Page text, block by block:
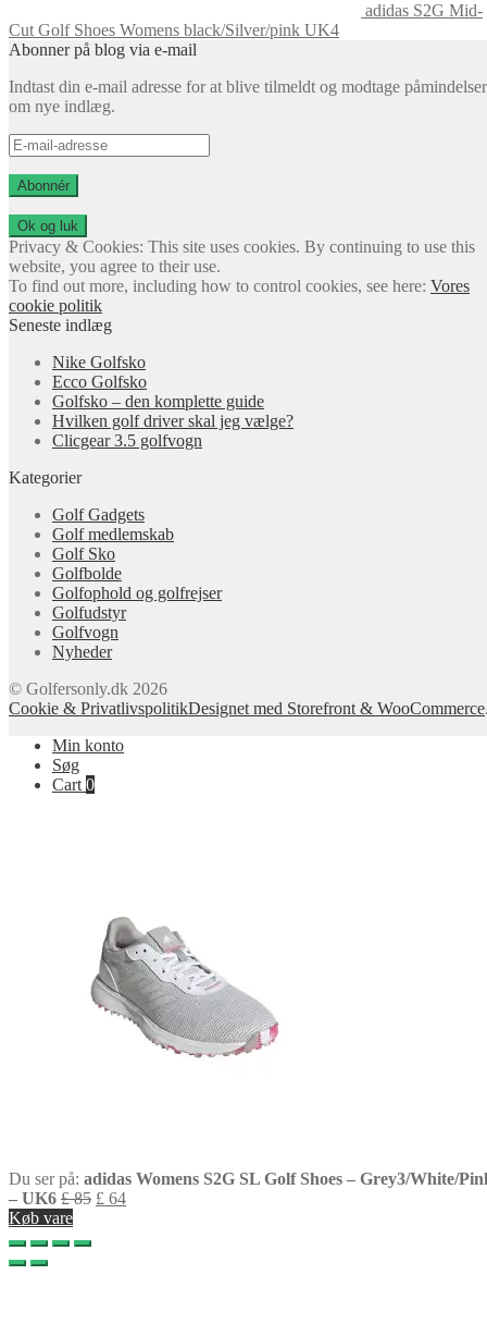
adidas S2G Mid-
Cut Golf Shoes Womens black/Silver/pink UK4
Abonner på blog via e-mail
Indtast din e-mail adresse for at blive tilmeldt og modtage påmindelser
om nye indlæg.
E-
mail-
adresse
Abonnér
Privacy & Cookies: This site uses cookies. By continuing to use this
website, you agree to their use.
To find out more, including how to control cookies, see here: Vores
cookie politik
Seneste indlæg
Nike Golfsko
Ecco Golfsko
Golfsko – den komplette guide
Hvilken golf driver skal jeg vælge?
Clicgear 3.5 golfvogn
Kategorier
Golf Gadgets
Golf medlemskab
Golf Sko
Golfbolde
Golfophold og golfrejser
Golfudstyr
Golfvogn
Nyheder
© Golfersonly.dk 2026
Cookie & PrivatlivspolitikDesignet med Storefront & WooCommerce
Min konto
Søg
Cart 0
Du ser på: adidas Womens S2G SL Golf Shoes – Grey3/White/
– UK6 £85 £ 64
Køb vare